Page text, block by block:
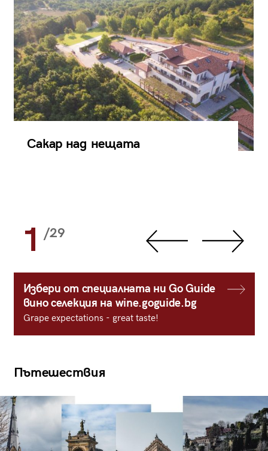
Сакар над нещата
1 /29
Избери от специалната ни Go Guide
вино селекция на wine.goguide.bg
Grape expectations - great taste!
Пътешествия